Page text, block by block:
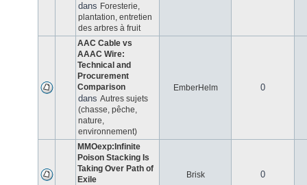
dans Foresterie,
plantation, entretien
des arbres à fruit
AAC Cable vs
AAAC Wire:
Technical and
Procurement
Comparison
dans Autres sujets
(chasse, pêche,
nature,
environnement)
EmberHelm 0
MMOexp:Infinite
Poison Stacking Is
Taking Over Path of
Exile
Brisk 0